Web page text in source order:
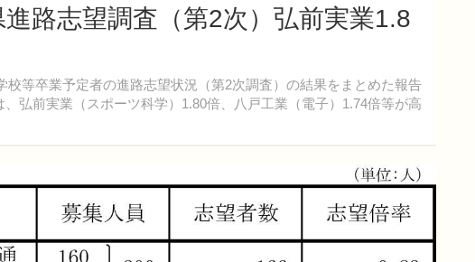
進路志望調査（第2次）弘前実業1.8
等卒業予定者の進路志望状況（第2次調査）の結果をまとめた報告
弘前実業（スポーツ科学）1.80倍、八戸工業（電子）1.74倍等が高